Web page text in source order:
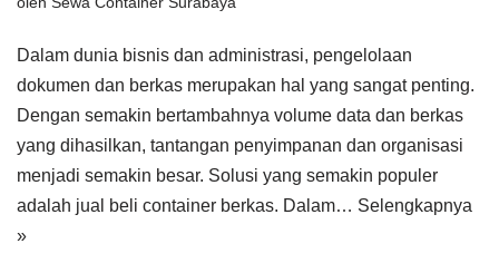
Dalam dunia bisnis dan administrasi, pengelolaan
dokumen dan berkas merupakan hal yang sangat penting.
Dengan semakin bertambahnya volume data dan berkas
yang dihasilkan, tantangan penyimpanan dan organisasi
menjadi semakin besar. Solusi yang semakin populer
adalah jual beli container berkas. Dalam… Selengkapnya
»